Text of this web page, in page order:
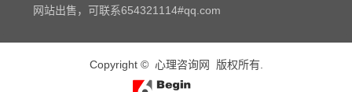
网站出售，可联系654321114#qq.com
Copyright © 心理咨询网 版权所有.